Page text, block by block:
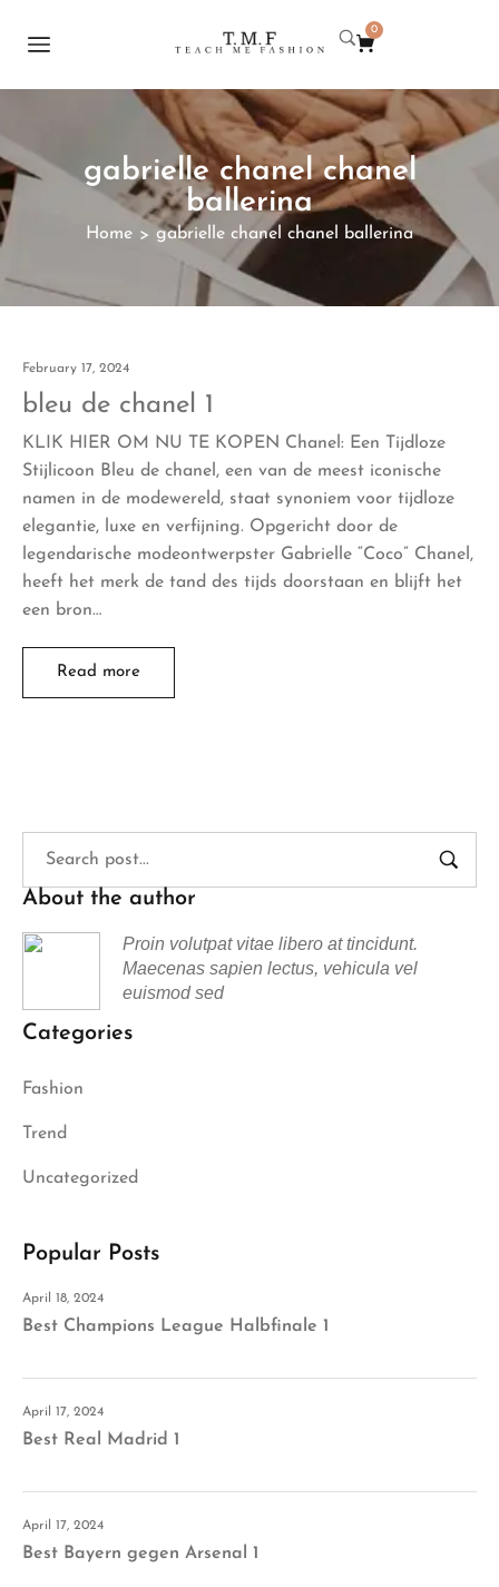
0
gabrielle chanel chanel
ballerina
Home > gabrielle chanel chanel ballerina
February 17, 2024
bleu de chanel 1
KLIK HIER OM NU TE KOPEN Chanel: Een Tijdloze
Stijlicoon Bleu de chanel, een van de meest iconische
namen in de modewereld, staat synoniem voor tijdloze
elegantie, luxe en verfijning. Opgericht door de
legendarische modeontwerpster Gabrielle “Coco” Chanel,
heeft het merk de tand des tijds doorstaan en blijft het
een bron…
Read more
About the author
Proin volutpat vitae libero at tincidunt.
Maecenas sapien lectus, vehicula vel
euismod sed
Categories
Fashion
Trend
Uncategorized
Popular Posts
April 18, 2024
Best Champions League Halbfinale 1
April 17, 2024
Best Real Madrid 1
April 17, 2024
Best Bayern gegen Arsenal 1